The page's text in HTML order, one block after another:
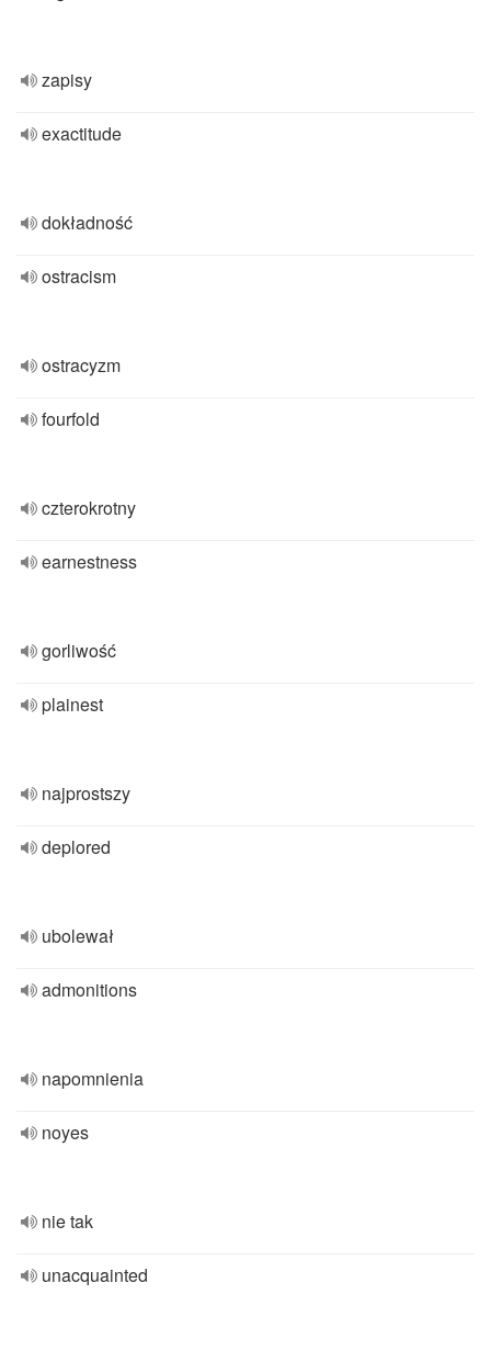
zapisy
exactitude
dokładność
ostracism
ostracyzm
fourfold
czterokrotny
earnestness
gorliwość
plainest
najprostszy
deplored
ubolewał
admonitions
napomnienia
noyes
nie tak
unacquainted